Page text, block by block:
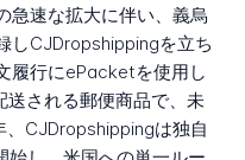
急速な拡大に伴い、義烏
しCJDropshippingを立ち
履行にePacketを使用し
される郵便商品で、未
、CJDropshippingは独自